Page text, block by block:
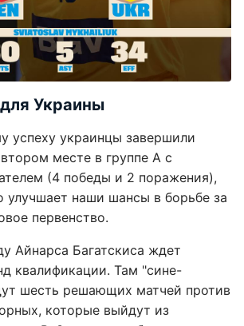
Украины
успеху украинцы завершили
месте в группе А с
(4 победы и 2 поражения),
улучшает наши шансы в борьбе за
первенство.
Айнарса Багатскиса ждет
квалификации. Там "сине-
шесть решающих матчей против
которые выйдут из